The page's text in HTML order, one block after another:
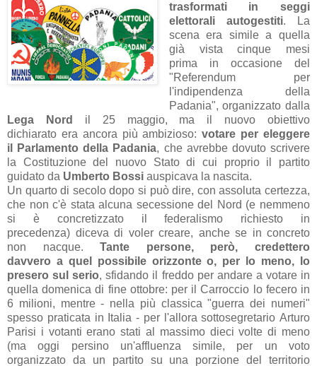
trasformati in seggi
elettorali autogestiti. La
scena era similea quella
già vista cinque mesi
prima in occasione del
"Referendum per
l'indipendenza dell a
Padania", organizzato dalla
Lega Nord il 25 maggio, ma il nuovo obiettivo
dichiarato era ancora piùambizioso:votare per eleggere
il
Parlamentodella Padania, che avrebbe dovuto scrivere
la Costituzionedel nuovo Stato di cui proprio il partito
guidato da Umberto Bossi auspicava l a nascita.
Un quarto di secolo dopo si può dire, conassoluta certezza,
che non c'è stataalcuna secessione del Nord (e nemmeno
si è concretizzato il federalismo richiesto in
precedenza) diceva di voler creare, anche se in concreto
non nacque.Tante persone, però, credettero
davvero a quel possibile orizzonte o, per lo meno, lo
presero sul serio, sfidando il freddo per andare a votare in
quell a domenica di fine ottobre: per il Carroccio lo fecero in
6 milioni, mentre - nella più cl assica "guerra dei numeri"
spesso praticata in Italia - per l'allora sottosegretario Arturo
Parisi i votanti erano statial massimo dieci volte di meno
(ma oggi persino un'affluenza simile, per un voto
organizzato da un partito su una porzione del territorio